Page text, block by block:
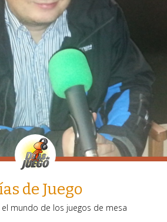
de Juego
mundo de los juegos de mesa